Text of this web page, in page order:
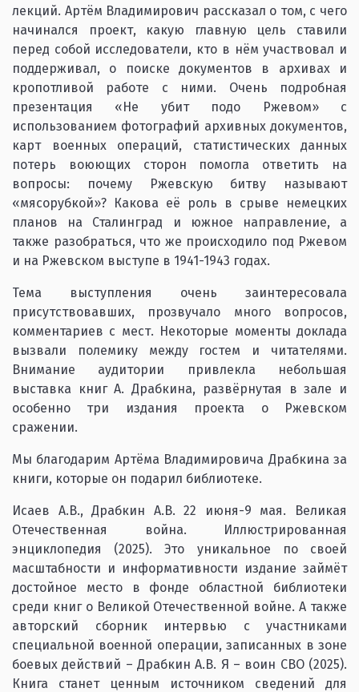
лекций. Артём Владимирович рассказал о том, с чего
начинался проект, какую главную цель ставили
перед собой исследователи, кто в нём участвовал и
поддерживал, о поиске документов в архивах и
кропотливой работе с ними. Очень подробная
презентация «Не убит подо Ржевом» с
использованием фотографий архивных документов,
карт военных операций, статистических данных
потерь воюющих сторон помогла ответить на
вопросы: почему Ржевскую битву называют
«мясорубкой»? Какова её роль в срыве немецких
планов на Сталинград и южное направление, а
также разобраться, что же происходило под Ржевом
и на Ржевском выступе в 1941-1943 годах.
Тема выступления очень заинтересовала
присутствовавших, прозвучало много вопросов,
комментариев с мест. Некоторые моменты доклада
вызвали полемику между гостем и читателями.
Внимание аудитории привлекла небольшая
выставка книг А. Драбкина, развёрнутая в зале и
особенно три издания проекта о Ржевском
сражении.
Мы благодарим Артёма Владимировича Драбкина за
книги, которые он подарил библиотеке.
Исаев А.В., Драбкин А.В. 22 июня-9 мая. Великая
Отечественная война. Иллюстрированная
энциклопедия (2025). Это уникальное по своей
масштабности и информативности издание займёт
достойное место в фонде областной библиотеки
среди книг о Великой Отечественной войне. А также
авторский сборник интервью с участниками
специальной военной операции, записанных в зоне
боевых действий – Драбкин А.В. Я – воин СВО (2025).
Книга станет ценным источником сведений для